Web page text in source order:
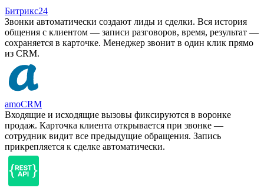
Битрикс24
Звонки автоматически создают лиды и сделки. Вся история
общения с клиентом — записи разговоров, время, результат —
сохраняется в карточке. Менеджер звонит в один клик прямо
из CRM.
amoCRM
Входящие и исходящие вызовы фиксируются в воронке
продаж. Карточка клиента открывается при звонке —
сотрудник видит все предыдущие обращения. Запись
прикрепляется к сделке автоматически.